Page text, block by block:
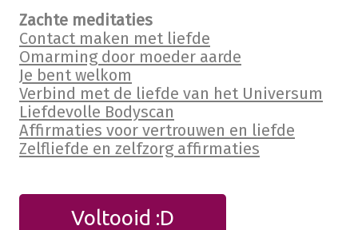
Zachte meditaties
Contact maken met liefde
Omarming door moeder aarde
Je bent welkom
Verbind met de liefde van het Universum
Liefdevolle Bodyscan
Affirmaties voor vertrouwen en liefde
Zelfliefde en zelfzorg affirmaties
Voltooid :D